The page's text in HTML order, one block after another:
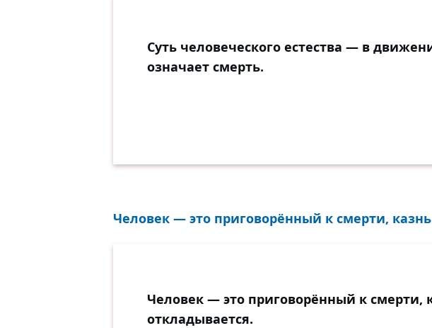
Суть человеческого естества — в
означает смерть.
Человек — это приговорённый к смерти,
Человек — это приговорённый к смерти,
откладывается.